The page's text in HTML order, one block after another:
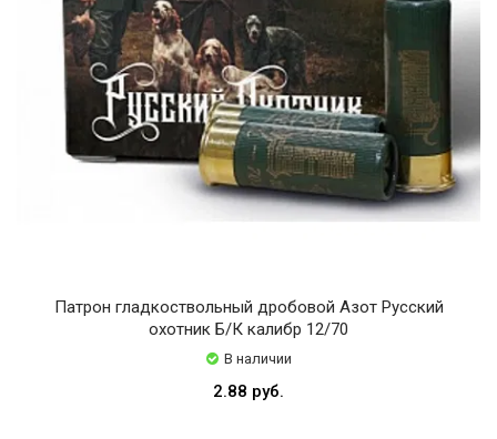
Патрон гладкоствольный дробовой Азот Русский
охотник Б/К калибр 12/70
В наличии
2.88 руб.